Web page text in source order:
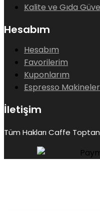
Kalite ve Gıda
Hesabım
Hesabım
Favorilerim
Kuponlarım
Espresso
İletişim
Tüm Hakları Caffe